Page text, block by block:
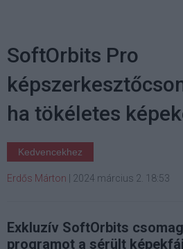
SoftOrbits Pro
ha tökéletes
Kedvencekhez
Erdős Márton 2024 március 2. 18:53
Exkluzív SoftOrbits
programot a sérült